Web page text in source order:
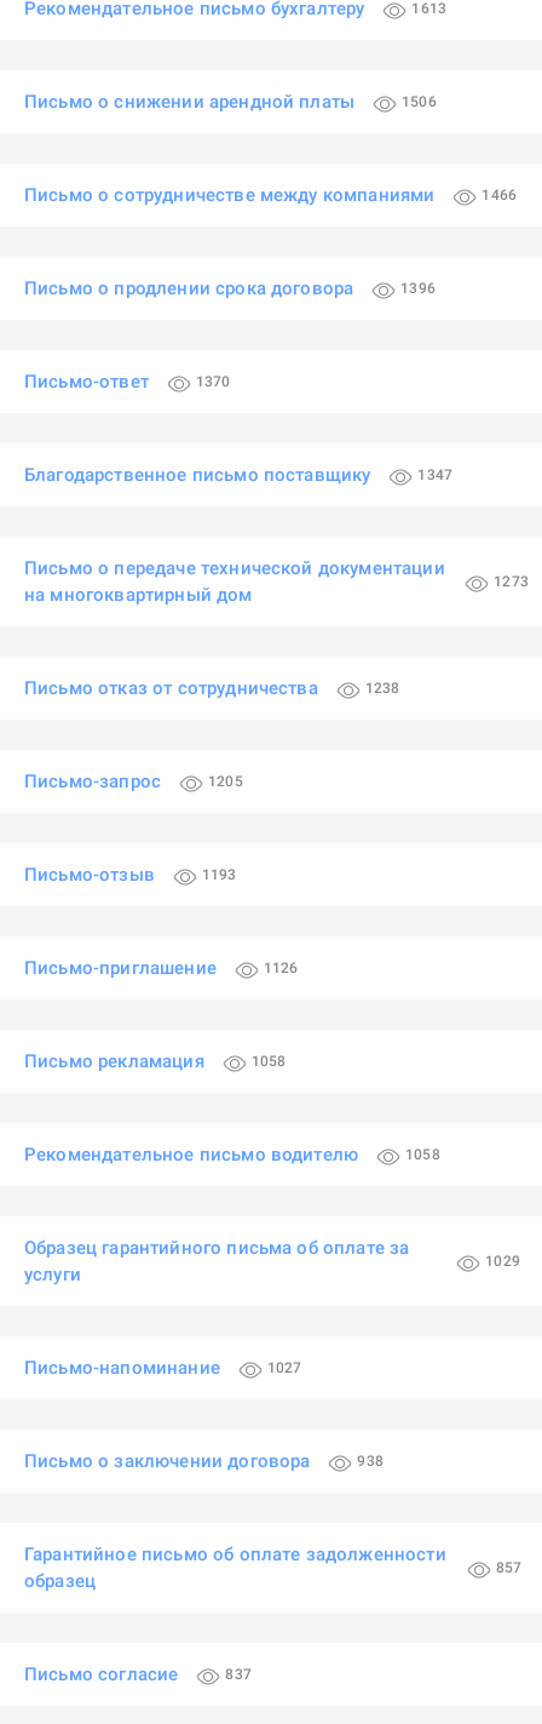
Рекомендательное письмо бухгалтеру 1613
Письмо о снижении арендной платы 1506
Письмо о сотрудничестве между компаниями 1466
Письмо о продлении срока договора 1396
Письмо-ответ 1370
Благодарственное письмо поставщику 1347
Письмо о передаче технической документации
на многоквартирный дом
1273
Письмо отказ от сотрудничества 1238
Письмо-запрос 1205
Письмо-отзыв 1193
Письмо-приглашение 1126
Письмо рекламация 1058
Рекомендательное письмо водителю 1058
Образец гарантийного письма об оплате за
услуги
1029
Письмо-напоминание 1027
Письмо о заключении договора 938
Гарантийное письмо об оплате задолженности
образец
857
Письмо согласие 837